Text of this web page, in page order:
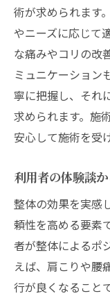
術が求められます
やニーズに応じて
な痛みやコリの改
ミュニケーション
寧に把握し、それ
求められます。施
安心して施術を受
利用者の体験談
整体の効果を実感
頼性を高める要素
者が整体によるポ
えば、肩こりや腰
行が良くなること